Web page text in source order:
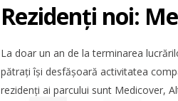
Rezidenți noi:
La doar un an de la terminarea
pătrați își desfășoară activitatea
rezidenți ai parcului sunt Medicover,